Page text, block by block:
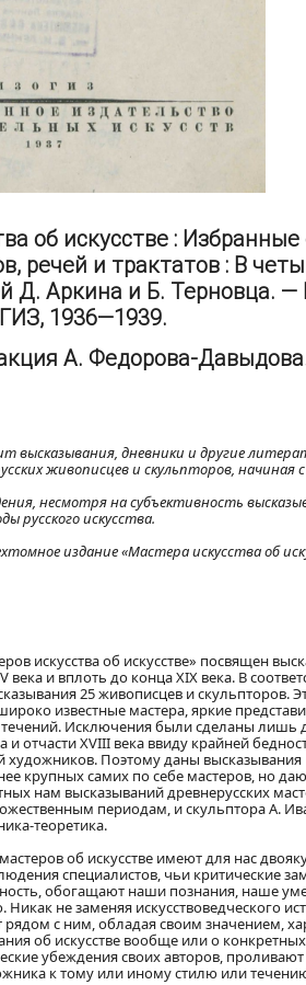
об искусстве :
речей и трактатов : В
Д. Аркина и Б. Терновца. —
1936—1939.
А. Федорова-
высказывания, дневники и другие
живописцев и скульпторов, начиная с
несмотря на субъективность
русского искусства.
издание «Мастера искусства об
искусства об искусстве» посвящен
века и вплоть до конца XIX века. В
25 живописцев и скульпторов.
известные мастера, яркие
Исключения были сделаны лишь
и отчасти XVIII века ввиду крайней
художников. Поэтому даны
крупных самих по себе мастеров, но
нам высказываний древнерусских
периодам, и скульптора А.
теоретика.
об искусстве имеют для нас
специалистов, чьи критические
обогащают наши познания, наше
Никак не заменяя искусствоведческого
рядом с ним, обладая своим значением,
об искусстве вообще или о
убеждения своих авторов, проливают
к тому или иному стилю или